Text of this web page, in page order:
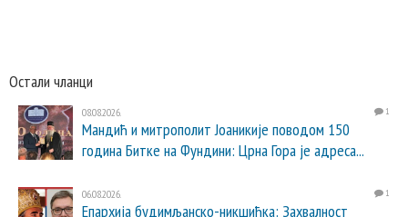
Остали чланци
08.08.2026. 1
Мандић и митрополит Јоаникије поводом 150
година Битке на Фундини: Црна Гора је адреса...
06.08.2026. 1
Епархија будимљанско-никшићка: Захвалност